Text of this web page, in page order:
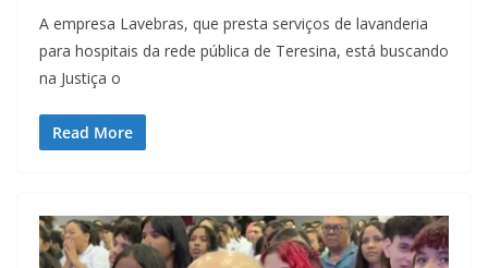
A empresa Lavebras, que presta serviços de lavanderia
para hospitais da rede pública de Teresina, está buscando
na Justiça o
Read More